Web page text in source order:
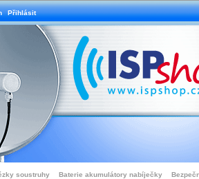
Přihlásit
soustruhy Baterie akumulátory nabíječky